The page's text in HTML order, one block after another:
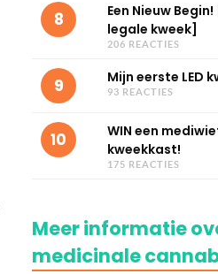
8
Een Nieuw
legale kweek]
206 REACTIES
9 Mijn eerste LED
93 REACTIES
10
WIN een
kweekkast!
175 REACTIES
Meer informatie
medicinale